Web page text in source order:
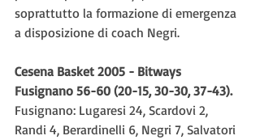
soprattutto la formazione di emergenza
a disposizione di coach Negri.
Cesena Basket 2005 - Bitways
Fusignano 56-60 (20-15, 30-30, 37-43).
Fusignano: Lugaresi 24, Scardovi 2,
Randi 4, Berardinelli 6, Negri 7, Salvatori